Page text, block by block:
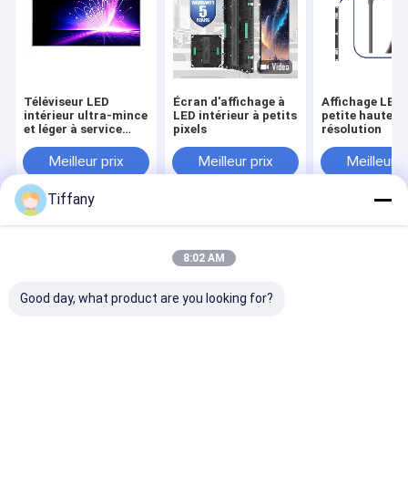
Téléviseur LED
intérieur ultra-mince
et léger à service
1063Meilleur prix
Écran d'affichage à
LED intérieur à petits
pixels
Meilleur prix
Affichage LED
petite hauteur
résolution
Meilleur
Aperçu
Au sujet de
Contactez-
Desktop
Plan du site
Privacy Policy
2026 Shenzhen Longdaled Co.,Ltd. All Rights Reserved.
Tiffany
8:02 AM
Good day, what product are you looking for?